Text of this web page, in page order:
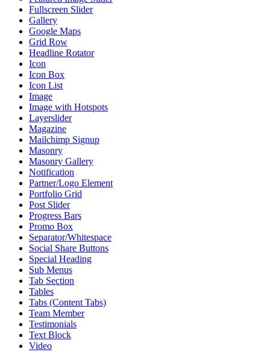
Fullscreen Slider
Gallery
Google Maps
Grid Row
Headline Rotator
Icon
Icon Box
Icon List
Image
Image with Hotspots
Layerslider
Magazine
Mailchimp Signup
Masonry
Masonry Gallery
Notification
Partner/Logo Element
Portfolio Grid
Post Slider
Progress Bars
Promo Box
Separator/Whitespace
Social Share Buttons
Special Heading
Sub Menus
Tab Section
Tables
Tabs (Content Tabs)
Team Member
Testimonials
Text Block
Video